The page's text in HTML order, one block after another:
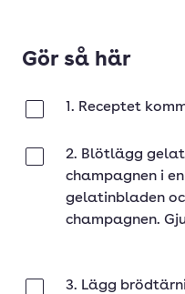
Gör så här
1. Receptet
2. Blötlägg
champagnen i
gelatinbladen
champagnen.
3. Lägg